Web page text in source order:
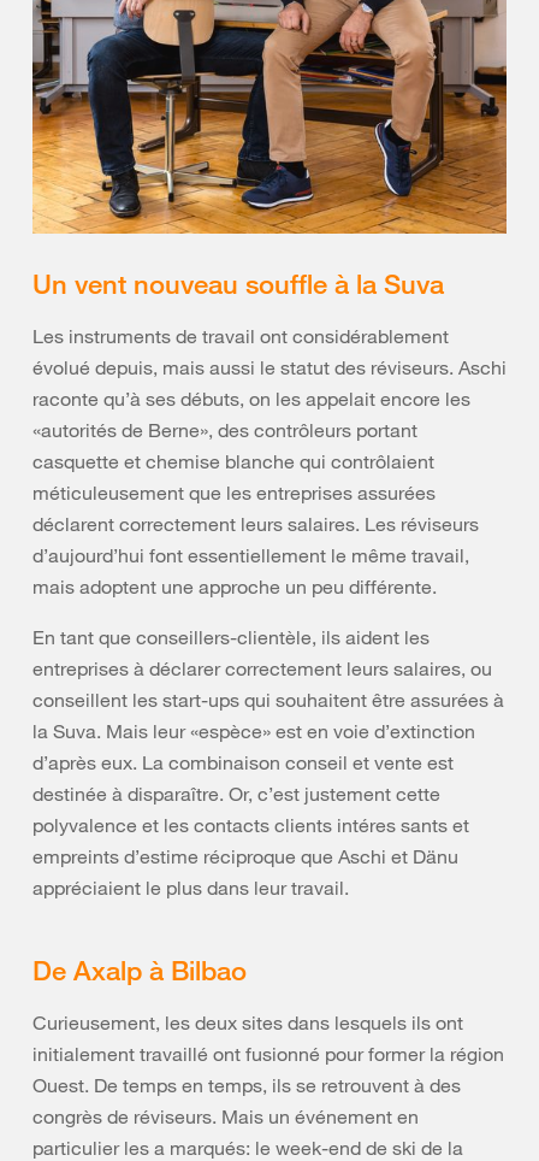
Un vent nouveau souffle à la Suva
Les instruments de travail ont considérablement
évolué depuis, mais aussi le statut des réviseurs. Aschi
raconte qu’à ses débuts, on les appelait encore les
«autorités de Berne», des contrôleurs portant
casquette et chemise blanche qui contrôlaient
méticuleusement que les entreprises assurées
déclarent correctement leurs salaires. Les réviseurs
d’aujourd’hui font essentiellement le même travail,
mais adoptent une approche un peu différente.
En tant que conseillers-clientèle, ils aident les
entreprises à déclarer correctement leurs salaires, ou
conseillent les start-ups qui souhaitent être assurées à
la Suva. Mais leur «espèce» est en voie d’extinction
d’après eux. La combinaison conseil et vente est
destinée à disparaître. Or, c’est justement cette
polyvalence et les contacts clients intéres sants et
empreints d’estime réciproque que Aschi et Dänu
appréciaient le plus dans leur travail.
De Axalp à Bilbao
Curieusement, les deux sites dans lesquels ils ont
initialement travaillé ont fusionné pour former la région
Ouest. De temps en temps, ils se retrouvent à des
congrès de réviseurs. Mais un événement en
particulier les a marqués: le week-end de ski de la